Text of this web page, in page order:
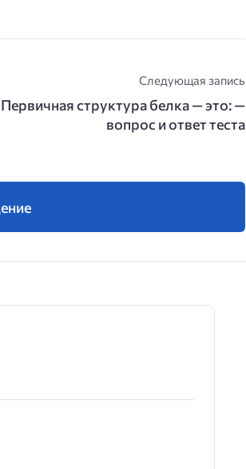
Следующая запись
Первичная структура белка — это: —
вопрос и ответ теста